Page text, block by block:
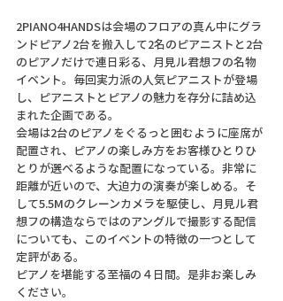
2PIANO4HANDSは会場のフロアの真ん中にグラ
ンドピアノ2台を搬入して2名のピアニストと2台
のピアノだけで連日彩る、月見ル君想フの名物
イベント。毎回実力派の人気ピアニストが登場
し、ピアニストとピアノの魅力を存分に詰め込
まれた企画である。
会場は2台のピアノをぐるっと囲むように座席が
配置され、ピアノの楽しみ方をお客様ひとりひ
とりが選べるような配置になっている。非常に
距離が近いので、大迫力の演奏が楽しめる。そ
して5.5Mのクレーンカメラを駆使し、月見ル君
想フの構造ならではのアングルで撮影する配信
についても、このイベントの特徴の一つとして
定評がある。
ピアノを堪能する至福の４日間。是非お楽しみ
ください。